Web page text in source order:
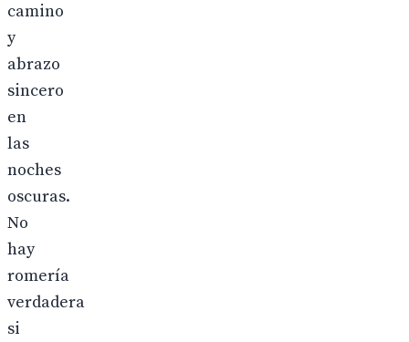
camino
y
abrazo
sincero
en
las
noches
oscuras.
No
hay
romería
verdadera
si